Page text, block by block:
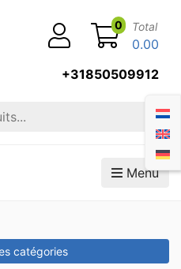
+31850509912
0 Total
0.00
Menu
catégories